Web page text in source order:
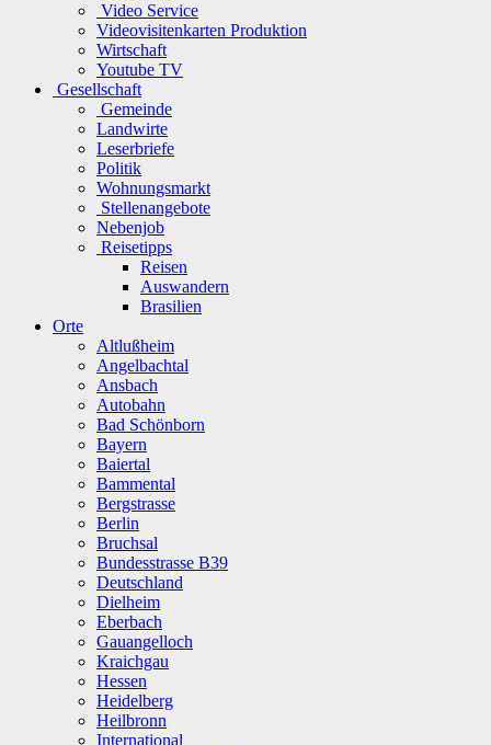
Video Service
Videovisitenkarten Produktion
Wirtschaft
Youtube TV
Gesellschaft
Gemeinde
Landwirte
Leserbriefe
Politik
Wohnungsmarkt
Stellenangebote
Nebenjob
Reisetipps
Reisen
Auswandern
Brasilien
Orte
Altlußheim
Angelbachtal
Ansbach
Autobahn
Bad Schönborn
Bayern
Baiertal
Bammental
Bergstrasse
Berlin
Bruchsal
Bundesstrasse B39
Deutschland
Dielheim
Eberbach
Gauangelloch
Kraichgau
Hessen
Heidelberg
Heilbronn
International